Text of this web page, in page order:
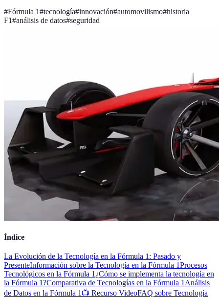
#Fórmula 1#tecnología#innovación#automovilismo#historia
F1#análisis de datos#seguridad
Índice
La Evolución de la Tecnología en la Fórmula 1: Pasado y
PresenteInformación sobre la Tecnología en la Fórmula 1Procesos
Tecnológicos en la Fórmula 1¿Cómo se implementa la tecnología en
la Fórmula 1?Comparativa de Tecnologías en la Fórmula 1Análisis
de Datos en la Fórmula 1📺 Recurso VideoFAQ sobre Tecnología